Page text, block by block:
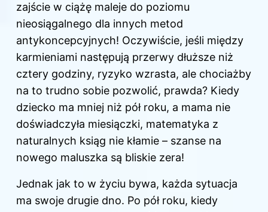
zajście w ciążę maleje do poziomu
nieosiągalnego dla innych metod
antykoncepcyjnych! Oczywiście, jeśli między
karmieniami następują przerwy dłuższe niż
cztery godziny, ryzyko wzrasta, ale chociażby
na to trudno sobie pozwolić, prawda? Kiedy
dziecko ma mniej niż pół roku, a mama nie
doświadczyła miesiączki, matematyka z
naturalnych ksiąg nie kłamie – szanse na
nowego maluszka są bliskie zera!
Jednak jak to w życiu bywa, każda sytuacja
ma swoje drugie dno. Po pół roku, kiedy